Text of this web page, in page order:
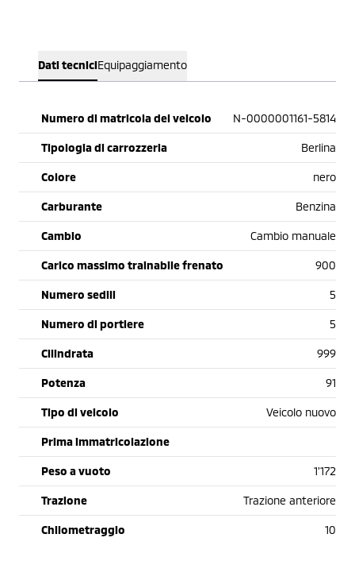
Dati tecniciEquipaggiamento
Numero di matricola del veicolo N-0000001161-5814
Tipologia di carrozzeria Berlina
Colore nero
Carburante Benzina
Cambio Cambio manuale
Carico massimo trainabile frenato 900
Numero sedili 5
Numero di portiere 5
Cilindrata 999
Potenza 91
Tipo di veicolo Veicolo nuovo
Prima immatricolazione
Peso a vuoto 1'172
Trazione Trazione anteriore
Chilometraggio 10